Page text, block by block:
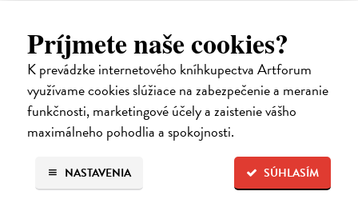
Príjmete naše cookies?
K prevádzke internetového kníhkupectva Artforum
využívame cookies slúžiace na zabezpečenie a meranie
funkčnosti, marketingové účely a zaistenie vášho
maximálneho pohodlia a spokojnosti.
SÚHLASÍM
NASTAVENIA
24,50 €
na sklade